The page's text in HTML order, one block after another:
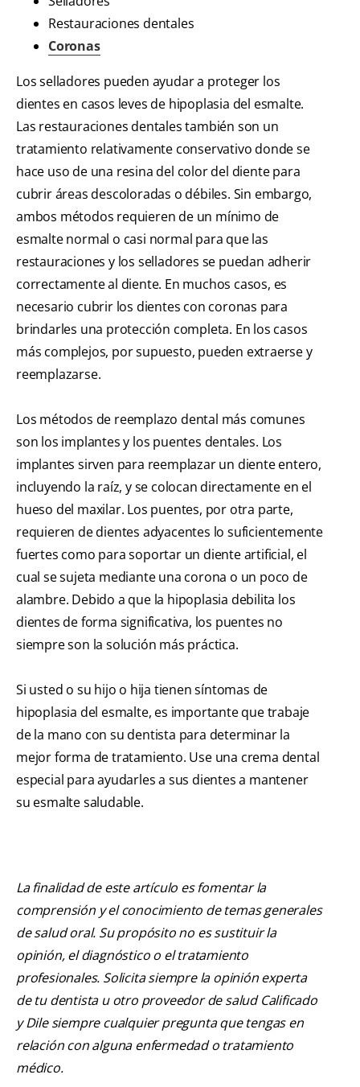
Restauraciones dentales
Coronas
Los selladores pueden ayudar a proteger los
dientes en casos leves de hipoplasia del esmalte.
Las restauraciones dentales también son un
tratamiento relativamente conservativo donde se
hace uso de una resina del color del diente para
cubrir áreas descoloradas o débiles. Sin embargo,
ambos métodos requieren de un mínimo de
esmalte normal o casi normal para que las
restauraciones y los selladores se puedan adherir
correctamente al diente. En muchos casos, es
necesario cubrir los dientes con coronas para
brindarles una protección completa. En los casos
más complejos, por supuesto, pueden extraerse y
reemplazarse.
Los métodos de reemplazo dental más comunes
son los implantes y los puentes dentales. Los
implantes sirven para reemplazar un diente entero,
incluyendo la raíz, y se colocan directamente en el
hueso del maxilar. Los puentes, por otra parte,
requieren de dientes adyacentes lo suficientemente
fuertes como para soportar un diente artificial, el
cual se sujeta mediante una corona o un poco de
alambre. Debido a que la hipoplasia debilita los
dientes de forma significativa, los puentes no
siempre son la solución más práctica.
Si usted o su hijo o hija tienen síntomas de
hipoplasia del esmalte, es importante que trabaje
de la mano con su dentista para determinar la
mejor forma de tratamiento. Use una crema dental
especial para ayudarles a sus dientes a mantener
su esmalte saludable.
La finalidad de este artículo es fomentar la
comprensión y el conocimiento de temas generales
de salud oral. Su propósito no es sustituir la
opinión, el diagnóstico o el tratamiento
profesionales. Solicita siempre la opinión experta
de tu dentista u otro proveedor de salud Calificado
y Dile siempre cualquier pregunta que tengas en
relación con alguna enfermedad o tratamiento
médico.